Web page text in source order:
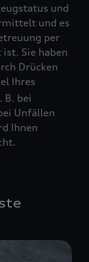
und
und es
per
Sie haben
Drücken
Ihres
B. bei
Unfällen
Ihnen